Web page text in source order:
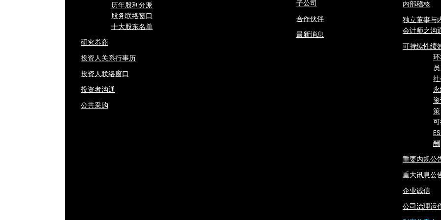
历年股利分派
股务联络窗口
十大股东名单
研究券商
投资人关系行事历
投资人联络窗口
投资者沟通
公共采购
子公司
合作伙伴
最新消息
内部稽核
独立董事与
会计师之沟
可持续性绩
策
酬
重要内规公
重大讯息公
企业诚信
公司治理运